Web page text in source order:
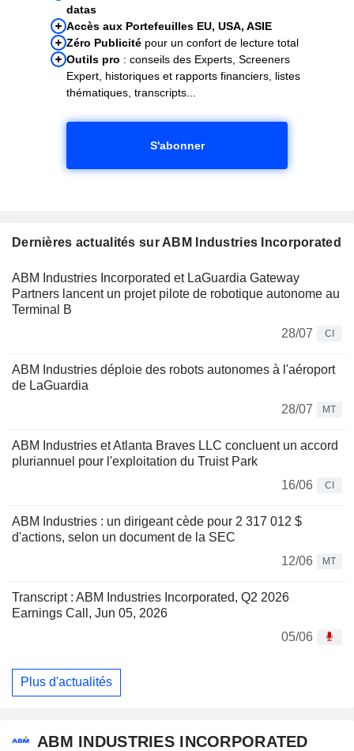
datas
Accès aux Portefeuilles EU, USA, ASIE
Zéro Publicité pour un confort de lecture total
Outils pro : conseils des Experts, Screeners
Expert, historiques et rapports financiers, listes
thématiques, transcripts...
S'abonner
Dernières actualités sur ABM Industries Incorporated
ABM Industries Incorporated et LaGuardia Gateway
Partners lancent un projet pilote de robotique autonome au
Terminal B
28/07
CI
ABM Industries déploie des robots autonomes à l'aéroport
de LaGuardia
28/07
MT
ABM Industries et Atlanta Braves LLC concluent un accord
pluriannuel pour l'exploitation du Truist Park
16/06
CI
ABM Industries : un dirigeant cède pour 2 317 012 $
d'actions, selon un document de la SEC
12/06
MT
Transcript : ABM Industries Incorporated, Q2 2026
Earnings Call, Jun 05, 2026
05/06
Plus d'actualités
ABM INDUSTRIES INCORPORATED